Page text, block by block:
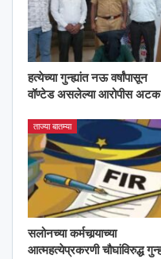
हत्येच्या गुन्ह्यांत नऊ वर्षांपासून
वॉण्टेड असलेल्या आरोपीस अटक
ताज्या बातम्या
सलोनच्या कर्मचार्‍याच्या
आत्महत्येप्रकरणी चौघांविरुद्ध